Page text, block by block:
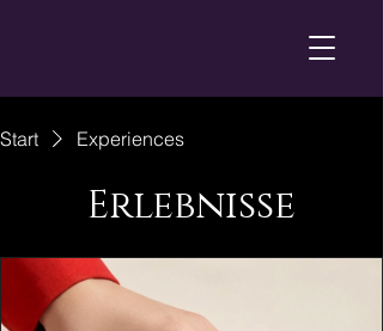
Start Experiences
Erlebnisse